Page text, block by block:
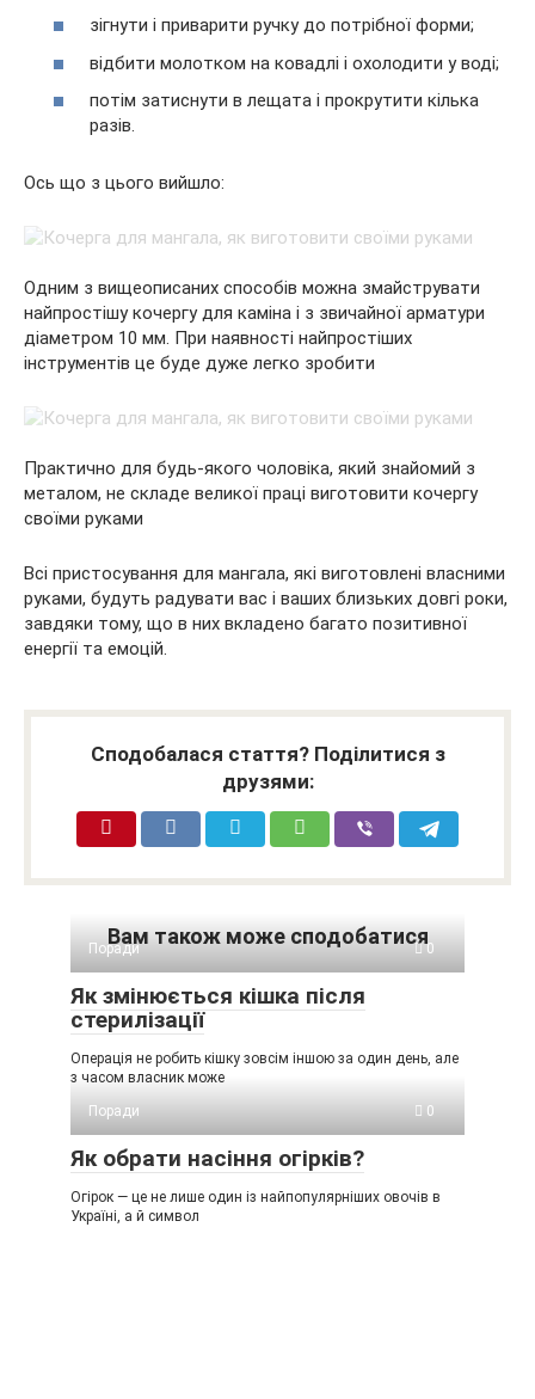
зігнути і приварити ручку до потрібної форми;
відбити молотком на ковадлі і охолодити у воді;
потім затиснути в лещата і прокрутити кілька
разів.
Ось що з цього вийшло:
Одним з вищеописаних способів можна змайструвати
найпростішу кочергу для каміна і з звичайної арматури
діаметром 10 мм. При наявності найпростіших
інструментів це буде дуже легко зробити
Практично для будь-якого чоловіка, який знайомий з
металом, не складе великої праці виготовити кочергу
своїми руками
Всі пристосування для мангала, які виготовлені власними
руками, будуть радувати вас і ваших близьких довгі роки,
завдяки тому, що в них вкладено багато позитивної
енергії та емоцій.
Сподобалася стаття? Поділитися з
друзями:
Вам також може сподобатися
Поради 0
Як змінюється кішка після
стерилізації
Операція не робить кішку зовсім іншою за один день, але
з часом власник може
Поради
0
Як обрати насіння огірків?
Огірок — це не лише один із найпопулярніших овочів в
Україні, а й символ